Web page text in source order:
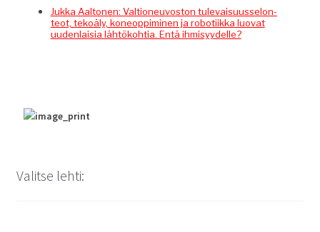
Juk­ka Aal­to­nen: Val­tioneu­vos­ton tule­vaisu­us­selon­
teot, tekoä­ly, koneop­pimi­nen ja roboti­ik­ka luo­vat
uuden­laisia lähtöko­htia. Entä ihmisyydelle?
Valitse lehti: